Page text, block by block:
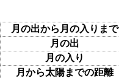
月の出から月の入りまで
月の出
月の入り
月から太陽までの距離